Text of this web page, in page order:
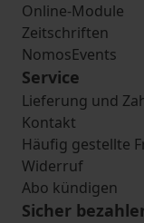
Online-Module
Zeitschriften
NomosEvents
Service
Lieferung und
Kontakt
Häufig gestellte
Widerruf
Abo kündigen
Sicher